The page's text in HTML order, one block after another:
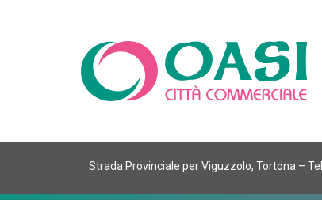
Strada Provinciale per Viguzzolo, Tortona – Tel.